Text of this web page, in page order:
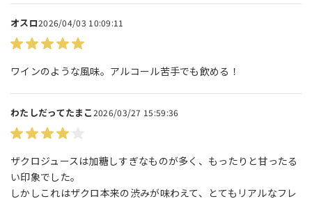
オスロ2026/04/03 10:09:11
ワインのような風味。アルコール苦手でも飲める！
わたしだってたまこ2026/03/27 15:59:36
ザクロジュースは加糖しすぎなものが多く、もったりと甘ったる
い印象でした。
しかしこれはザクロ本来の渋みが味わえて、とてもリアルなフレ